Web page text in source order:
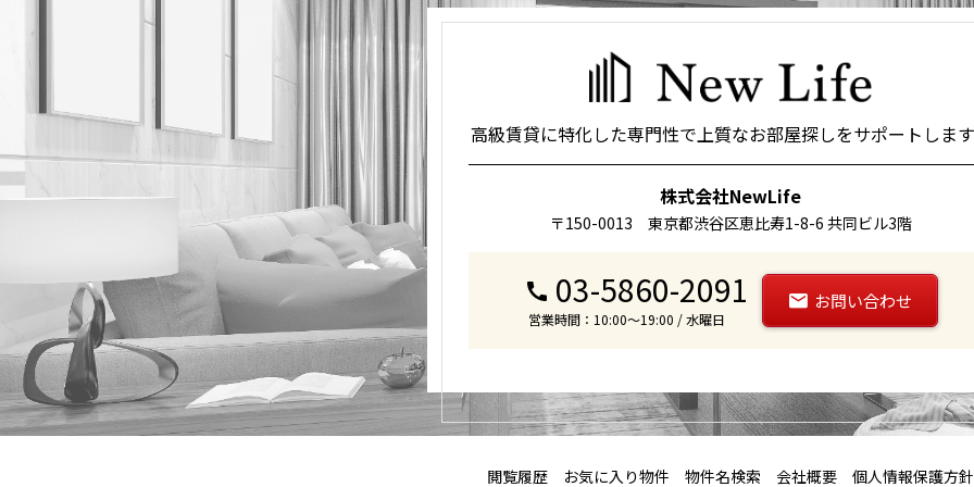
高級賃貸に特化した専門性で上質なお部屋探しをサポートしま
株式会社NewLife
〒150-0013 東京都渋谷区恵比寿1-8-6 共同ビル3階
03-5860-2091
営業時間：10:00～19:00 / 水曜日
お問い合わせ
閲覧履歴 お気に入り物件 物件名検索 会社概要 個人情報保護方針